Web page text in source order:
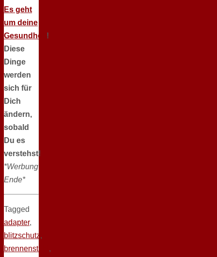
Es geht
um deine
Gesundheit !
Diese
Dinge
werden
sich für
Dich
ändern,
sobald
Du es
verstehst!
*Werbung
Ende*
Tagged
adapter,
blitzschutz ,
brennenstuhl ,